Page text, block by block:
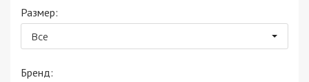
Размер:
Все
Бренд: